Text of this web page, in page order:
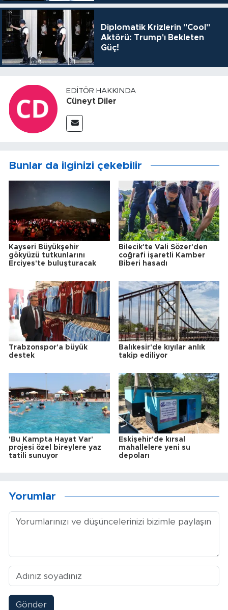
Diplomatik Krizlerin "Cool"
Aktörü: Trump'ı Bekleten
Güç!
EDITÖR HAKKINDA
Cüneyt Diler
Bunlar da ilginizi çekebilir
Kayseri Büyükşehir
gökyüzü tutkunlarını
Erciyes'te buluşturacak
Bilecik'te Vali Sözer'den
coğrafi işaretli Kamber
Biberi hasadı
Trabzonspor'a büyük
destek
Balıkesir'de kıyılar anlık
takip ediliyor
'Bu Kampta Hayat Var'
projesi özel bireylere yaz
tatili sunuyor
Eskişehir'de kırsal
mahallelere yeni su
depoları
Yorumlar
Gönder